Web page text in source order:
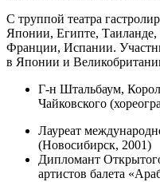
С труппой театра
Японии, Египте,
Франции, Испании.
в Японии и
Г-н Штальбаум,
Чайковского
Лауреат
(Новосибирск, 2001)
Дипломант
артистов балета